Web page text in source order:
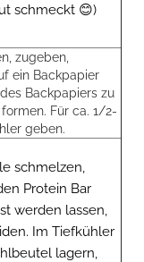
schmeckt 😊)
zugeben,
ein Backpapier
Backpapiers zu
Für ca. 1/2-
geben.
schmelzen,
Protein Bar
werden lassen,
Im Tiefkühler
lagern,